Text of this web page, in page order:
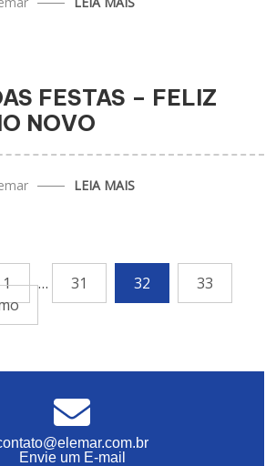
FESTAS – FELIZ
NOVO
LEIA MAIS
1 … 31 32
33
Envie um E-mail